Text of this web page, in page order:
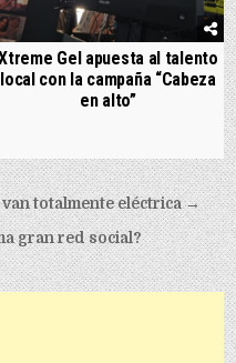
Gel apuesta al talento
local con la campaña “Cabeza
en alto”
totalmente eléctrica →
gran red social?